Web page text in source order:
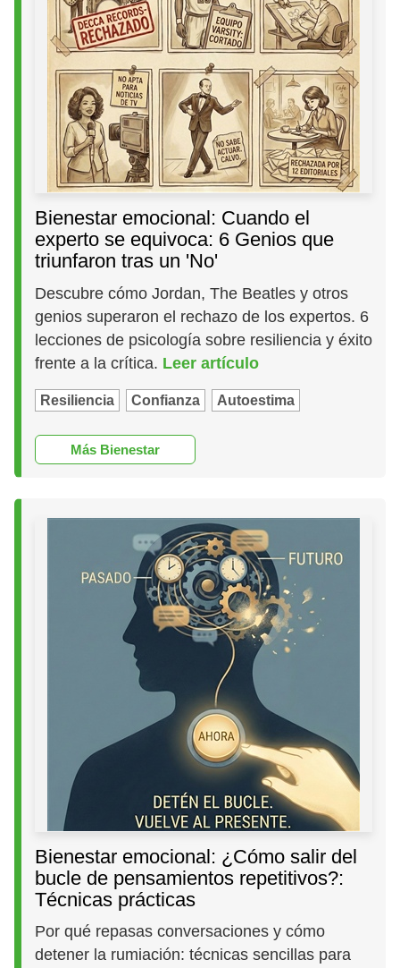
Bienestar emocional: Cuando el
experto se equivoca: 6 Genios que
triunfaron tras un 'No'
Descubre cómo Jordan, The Beatles y otros
genios superaron el rechazo de los expertos. 6
lecciones de psicología sobre resiliencia y éxito
frente a la crítica. Leer artículo
Resiliencia Confianza Autoestima
Más Bienestar
Bienestar emocional: ¿Cómo salir del
bucle de pensamientos repetitivos?:
Técnicas prácticas
Por qué repasas conversaciones y cómo
detener la rumiación: técnicas sencillas para